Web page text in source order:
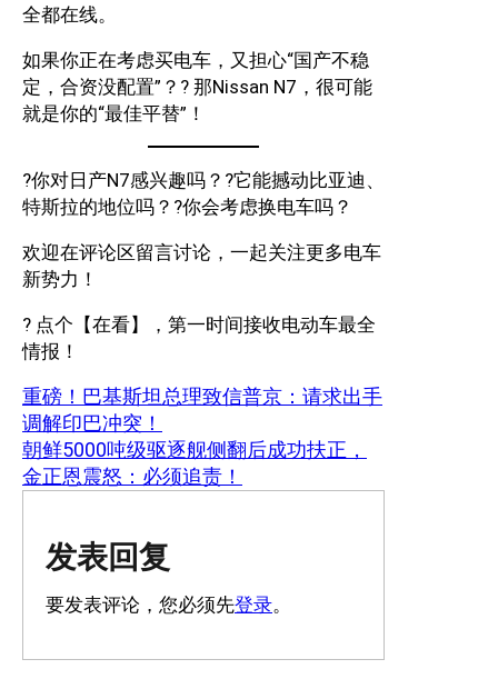
全都在线。
如果你正在考虑买电车，又担心“国产不稳
定，合资没配置”？? 那Nissan N7，很可能
就是你的“最佳平替”！
?你对日产N7感兴趣吗？?它能撼动比亚迪、
特斯拉的地位吗？?你会考虑换电车吗？
欢迎在评论区留言讨论，一起关注更多电车
新势力！
? 点个【在看】，第一时间接收电动车最全
情报！
重磅！巴基斯坦总理致信普京：请求出手
调解印巴冲突！
朝鲜5000吨级驱逐舰侧翻后成功扶正，
金正恩震怒：必须追责！
发表回复
要发表评论，您必须先登录。